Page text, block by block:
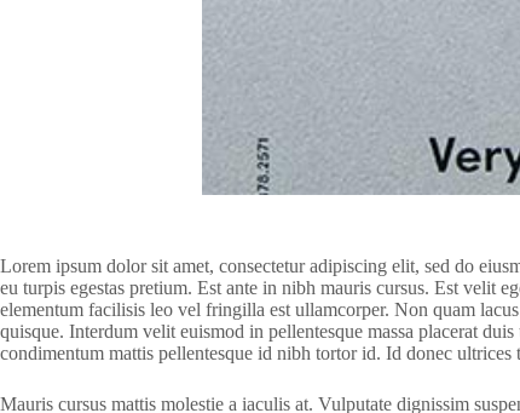
Lorem ipsum dolor sit amet, consectetur adipiscing elit, sed do
eu turpis egestas pretium. Est ante in nibh mauris cursus. Est velit
elementum facilisis leo vel fringilla est ullamcorper. Non quam
quisque. Interdum velit euismod in pellentesque massa placerat
condimentum mattis pellentesque id nibh tortor id. Id donec ultrices
Mauris cursus mattis molestie a iaculis at. Vulputate dignissim